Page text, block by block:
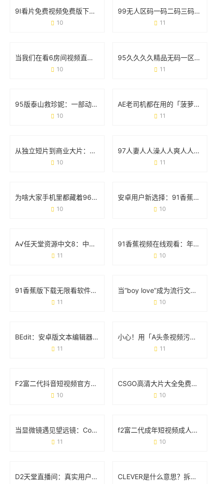
9I看片免费视频免费版下载：高清影视资源一网打尽
10
99无人区码一码二码三码四码：藏在代码里的秘密与挑战
11
当我们在看6房间视频直播在线观看污版时 到底在看什么？
10
95久久久久精品无码一区二区：用户需求与资源分类的实战观察
11
95版泰山救珍妮：一部动画经典的冒险与情感密码
10
AE老司机都在用的「菠萝蜜免费版」，到底有什么魔力？
11
从独立短片到商业大片：解码9I电影制作厂的爆款基因
10
97人妻人人澡人人爽人人澡人人学生：一场关于符号与现实的碰撞
11
为啥大家手机里都藏着9612黄桃视频iOS？看完这几点你就懂了
10
安卓用户新选择：91香蕉app破解版免次数福利版体验报告
10
A√任天堂资源中文8：中文玩家的宝藏库与游戏生态革新
11
91香蕉视频在线观看：年轻人都在追的娱乐新阵地
10
91香蕉版下载无限看软件：用户关心的那些事儿
11
当“boy love”成为流行文化：那些你不可不知的日常现象
10
BEdit：安卓版文本编辑器的「轻量级」生存法则
11
小心！用「A头条视频污破解版百度云」的人现在都后悔了
11
F2富二代抖音短视频官方下载安装指南：安全获取与使用全攻略
10
CSGO高清大片大全免费观看：玩家的必备资源库与实战技巧
10
当显微镜遇见望远镜：Cosmos里藏着多少你不知道的事
11
f2富二代成年短视频成人版：一场流量狂欢下的争议与真相
10
D2天堂直播间：真实用户都在看什么？这些功能你可能不知道 CLEVER是什么意思？拆解它的多重含义与实用场景